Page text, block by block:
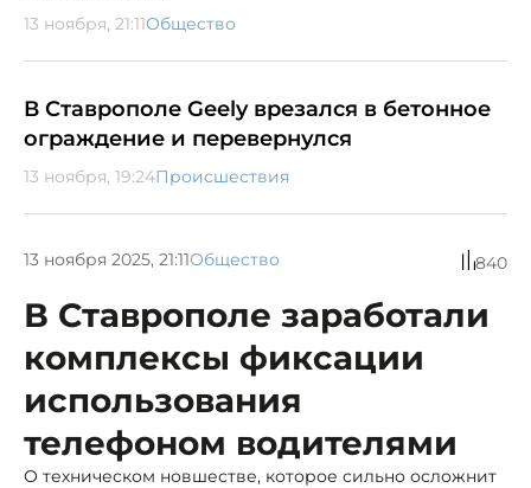
13 ноября, 21:11Общество
В Ставрополе Geely врезался в бетонное
ограждение и перевернулся
13 ноября, 19:24Происшествия
13 ноября 2025, 21:11Общество 840
В Ставрополе заработали
комплексы фиксации
использования
телефоном водителями
О техническом новшестве, которое сильно осложнит